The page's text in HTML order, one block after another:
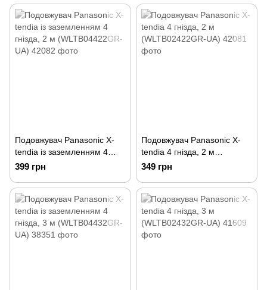
Подовжувач Panasonic X-
tendia із заземленням 4
гнізда, 2 м (WLTB04422GR-
399 грн
Подовжувач Panasonic X-
tendia 4 гнізда, 2 м
(WLTB02422GR-UA)
349 грн